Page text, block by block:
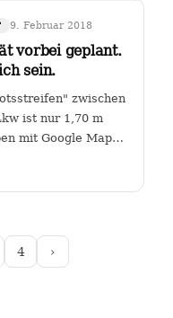
9. Februar 2018
vorbei geplant.
sein.
zwischen
ist nur 1,70 m
mit Google Maps
4 ›